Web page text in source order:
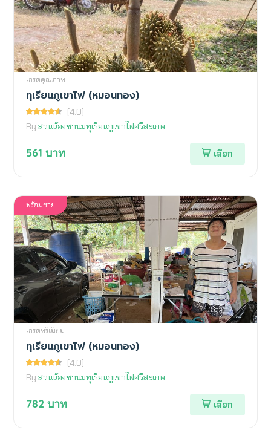
เกรดคุณภาพ
ทุเรียนภูเขาไฟ (หมอนทอง)
(4.0)
By สวนน้องชานมทุเรียนภูเขาไฟศรีสะเกษ
561 บาท เลือก
พร้อมขาย
เกรดพรีเมี่ยม
ทุเรียนภูเขาไฟ (หมอนทอง)
(4.0)
By สวนน้องชานมทุเรียนภูเขาไฟศรีสะเกษ
782 บาท เลือก